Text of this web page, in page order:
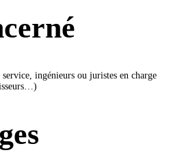
ingénieurs ou juristes en charge